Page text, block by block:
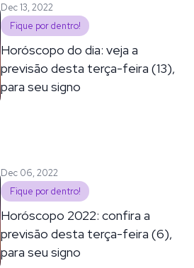
Dec 13, 2022
Fique por dentro!
Horóscopo do dia: veja a
previsão desta terça-feira (13),
para seu signo
Dec 06, 2022
Fique por dentro!
Horóscopo 2022: confira a
previsão desta terça-feira (6),
para seu signo